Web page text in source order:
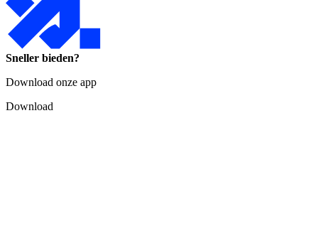
Sneller bieden?
Download onze app
Download